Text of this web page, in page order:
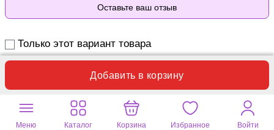
Добавить в корзину
Оставьте ваш отзыв
Только этот вариант товара
Фотографии покупателей
Меню Каталог Корзина Избранное Войти